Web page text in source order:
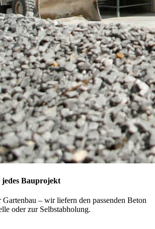
Bauprojekt
– wir liefern den passenden Beton
oder zur Selbstabholung.